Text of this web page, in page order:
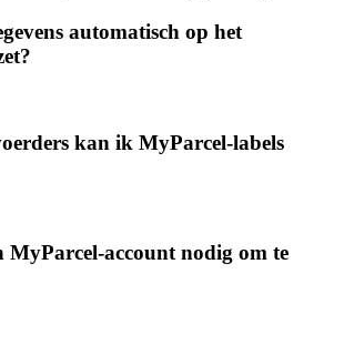
automatisch op het
kan ik MyParcel-labels
MyParcel-account nodig om te